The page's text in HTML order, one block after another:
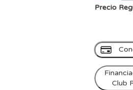
Precio
Club